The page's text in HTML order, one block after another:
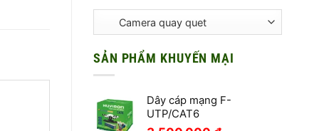
SẢN PHẨM KHUYẾN MẠI
Dây cáp mạng F-
UTP/CAT6